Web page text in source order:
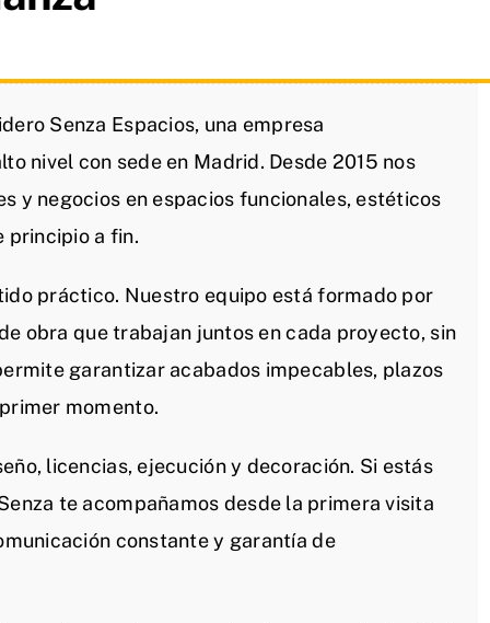
Senza Espacios, una empresa
nivel con sede en Madrid. Desde 2015 nos
y negocios en espacios funcionales, estéticos
principio a fin.
práctico. Nuestro equipo está formado por
obra que trabajan juntos en cada proyecto, sin
garantizar acabados impecables, plazos
momento.
licencias, ejecución y decoración. Si estás
te acompañamos desde la primera visita
constante y garantía de